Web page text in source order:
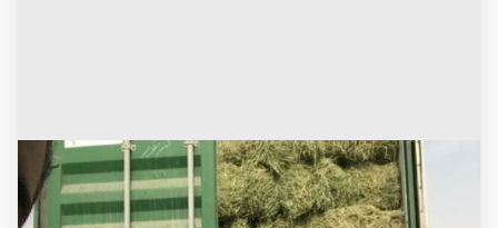
برسيم سوداني حجازي صافي عوده وسط ناعم